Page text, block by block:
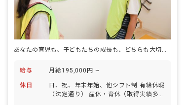
あなたの育児も、子どもたちの成長も、どちらも大切に育む保育園です
給与 月給195,000円 ~
休日
日、祝、年末年始、他シフト制 有給休暇
（法定通り） 産休・育休（取得実績多